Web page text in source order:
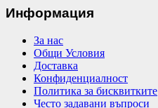
Информация
За нас
Общи Условия
Доставка
Конфиденциалност
Политика за бисквитките
Често задавани въпроси